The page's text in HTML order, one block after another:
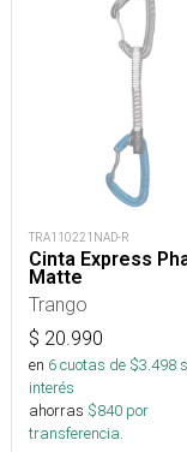
TRA110221NAD-R
Cinta Express
Matte
Trango
$ 20.990
en 6cuotas de $3.498
interés
ahorras $840 por
transferencia.